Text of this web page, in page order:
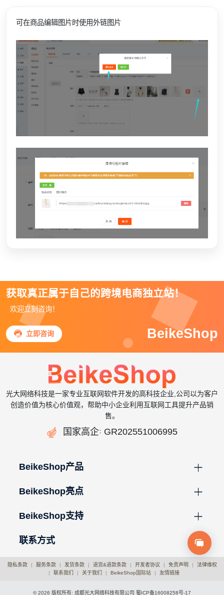
可在商品编辑图片时使用外链图片
获取真正属于自己的跨境电商独立站！
欢迎立刻咨询！
 立即咨询 BeikeShop
光大网络科技是一家专业互联网软件开发的高科技企业,公司以为客户
创造价值为核心价值观，帮助中小企业利用互联网工具提升产品销
售。
 国家高企： GR202551006995
BeikeShop产品
BeikeShop亮点
BeikeShop支持
联系方式
隐私条款 | 服务条款 | 发货条款 | 退货&退款条款 | 开发者协议 | 免责声明 |
法律维权
|
联系我们 | 关于我们 | BeikeShop国际站 | 友情链接
© 2026 版权所有: 成都光大网络科技有限公司 蜀ICP备16008258号-17